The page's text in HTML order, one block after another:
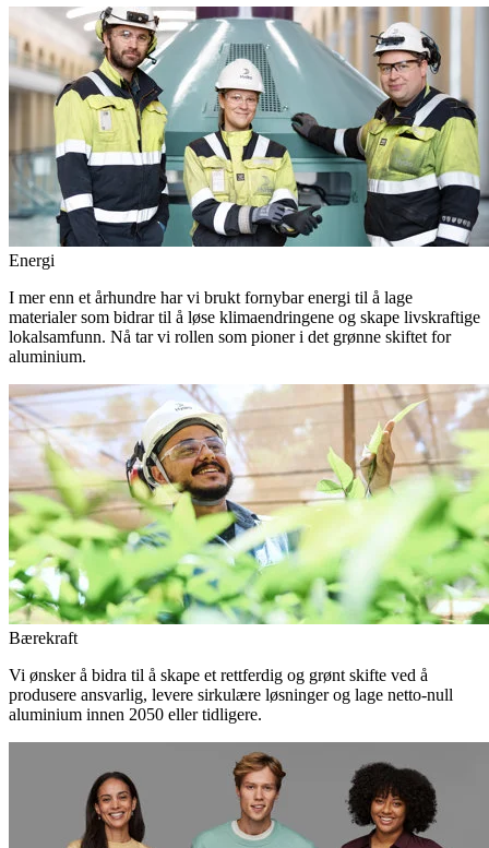
Energi
I mer enn et århundre har vi brukt fornybar energi til å lage
materialer som bidrar til å løse klimaendringene og skape livskraftige
lokalsamfunn. Nå tar vi rollen som pioner i det grønne skiftet for
aluminium.
Bærekraft
Vi ønsker å bidra til å skape et rettferdig og grønt skifte ved å
produsere ansvarlig, levere sirkulære løsninger og lage netto-null
aluminium innen 2050 eller tidligere.